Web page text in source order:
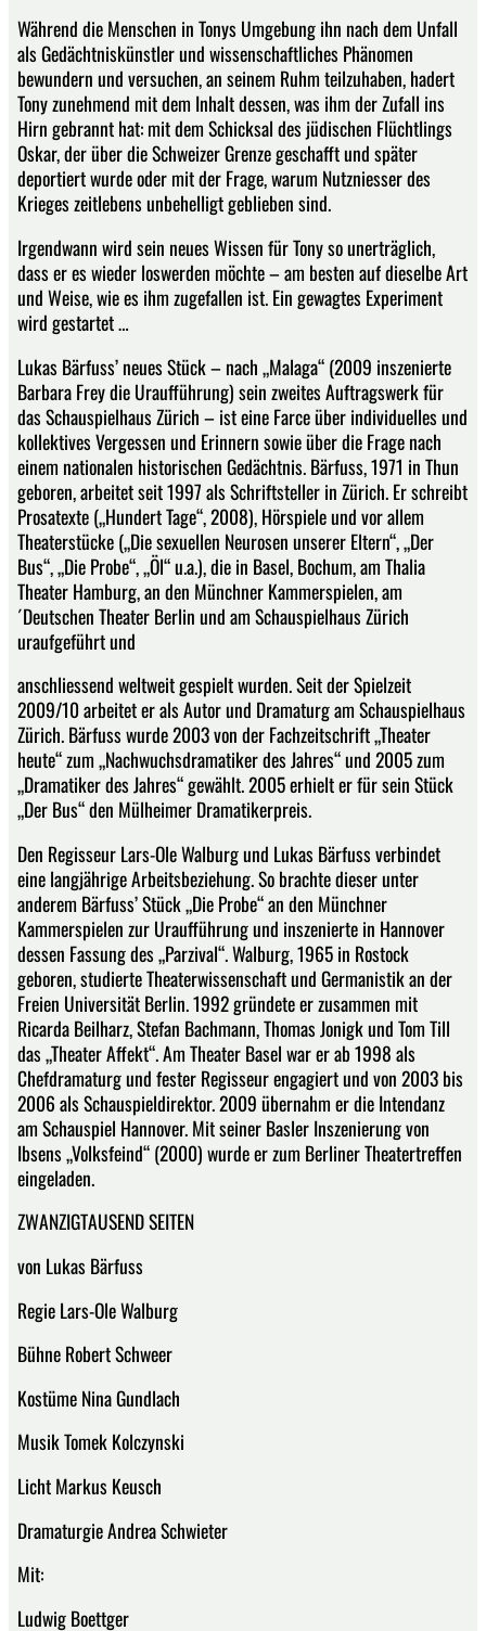
Während die Menschen in Tonys Umgebung ihn nach dem Unfall
als Gedächtniskünstler und wissenschaftliches Phänomen
bewundern und versuchen, an seinem Ruhm teilzuhaben, hadert
Tony zunehmend mit dem Inhalt dessen, was ihm der Zufall ins
Hirn gebrannt hat: mit dem Schicksal des jüdischen Flüchtlings
Oskar, der über die Schweizer Grenze geschafft und später
deportiert wurde oder mit der Frage, warum Nutzniesser des
Krieges zeitlebens unbehelligt geblieben sind.
Irgendwann wird sein neues Wissen für Tony so unerträglich,
dass er es wieder loswerden möchte – am besten auf dieselbe Art
und Weise, wie es ihm zugefallen ist. Ein gewagtes Experiment
wird gestartet …
Lukas Bärfuss’ neues Stück – nach „Malaga“ (2009 inszenierte
Barbara Frey die Uraufführung) sein zweites Auftragswerk für
das Schauspielhaus Zürich – ist eine Farce über individuelles und
kollektives Vergessen und Erinnern sowie über die Frage nach
einem nationalen historischen Gedächtnis. Bärfuss, 1971 in Thun
geboren, arbeitet seit 1997 als Schriftsteller in Zürich. Er schreibt
Prosatexte („Hundert Tage“, 2008), Hörspiele und vor allem
Theaterstücke („Die sexuellen Neurosen unserer Eltern“, „Der
Bus“, „Die Probe“, „Öl“ u.a.), die in Basel, Bochum, am Thalia
Theater Hamburg, an den Münchner Kammerspielen, am
´Deutschen Theater Berlin und am Schauspielhaus Zürich
uraufgeführt und
anschliessend weltweit gespielt wurden. Seit der Spielzeit
2009/10 arbeitet er als Autor und Dramaturg am Schauspielhaus
Zürich. Bärfuss wurde 2003 von der Fachzeitschrift „Theater
heute“ zum „Nachwuchsdramatiker des Jahres“ und 2005 zum
„Dramatiker des Jahres“ gewählt. 2005 erhielt er für sein Stück
„Der Bus“ den Mülheimer Dramatikerpreis.
Den Regisseur Lars-Ole Walburg und Lukas Bärfuss verbindet
eine langjährige Arbeitsbeziehung. So brachte dieser unter
anderem Bärfuss’ Stück „Die Probe“ an den Münchner
Kammerspielen zur Uraufführung und inszenierte in Hannover
dessen Fassung des „Parzival“. Walburg, 1965 in Rostock
geboren, studierte Theaterwissenschaft und Germanistik an der
Freien Universität Berlin. 1992 gründete er zusammen mit
Ricarda Beilharz, Stefan Bachmann, Thomas Jonigk und Tom Till
das „Theater Affekt“. Am Theater Basel war er ab 1998 als
Chefdramaturg und fester Regisseur engagiert und von 2003 bis
2006 als Schauspieldirektor. 2009 übernahm er die Intendanz
am Schauspiel Hannover. Mit seiner Basler Inszenierung von
Ibsens „Volksfeind“ (2000) wurde er zum Berliner Theatertreffen
eingeladen.
ZWANZIGTAUSEND SEITEN
von Lukas Bärfuss
Regie Lars-Ole Walburg
Bühne Robert Schweer
Kostüme Nina Gundlach
Musik Tomek Kolczynski
Licht Markus Keusch
Dramaturgie Andrea Schwieter
Mit:
Ludwig Boettger